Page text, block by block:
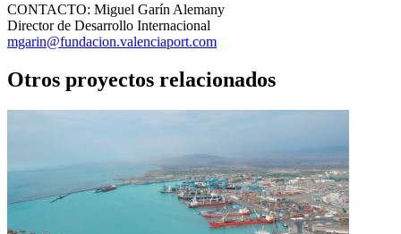
CONTACTO: Miguel Garín Alemany
Director de Desarrollo Internacional
mgarin@fundacion.valenciaport.com
Otros proyectos relacionados